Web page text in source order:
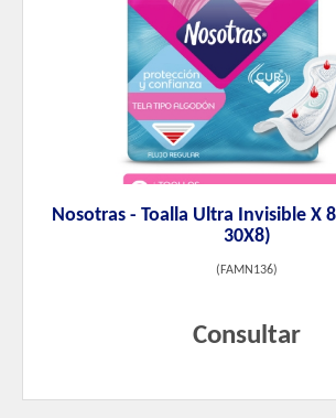
Nosotras - Toalla Ultra Invisible X
30X8)
( FAMN136)
Consultar